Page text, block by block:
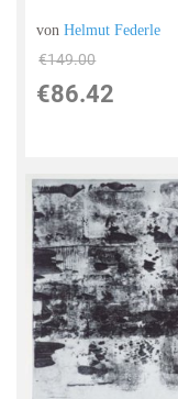
vonHelmut Federle
€149.00
€86.42